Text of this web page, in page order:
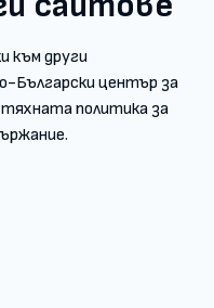
към други
Български център за
политика за